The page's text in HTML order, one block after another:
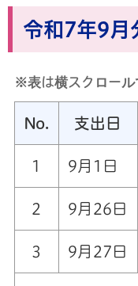
令和7年9月
※表は横スクロール
No. 支出日
1 9月1日
2 9月26日
3 9月27日